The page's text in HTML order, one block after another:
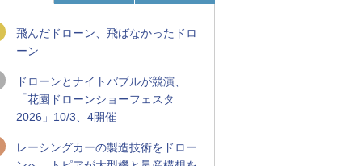
飛んだドローン、飛ばなかったドロ
ーン
ドローンとナイトバブルが競演、
「花園ドローンショーフェスタ
2026」10/3、4開催
レーシングカーの製造技術をドロー